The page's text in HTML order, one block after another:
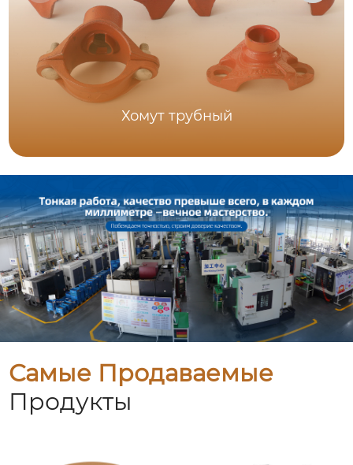
Хомут трубный
Самые Продаваемые
Продукты